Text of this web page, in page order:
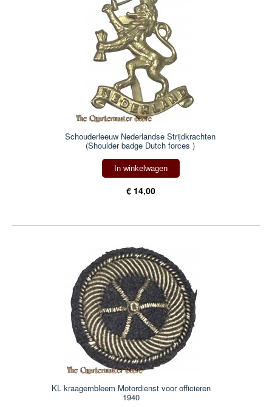
Schouderleeuw Nederlandse Strijdkrachten
(Shoulder badge Dutch forces )
In winkelwagen
€ 14,00
KL kraagembleem Motordienst voor officieren
1940